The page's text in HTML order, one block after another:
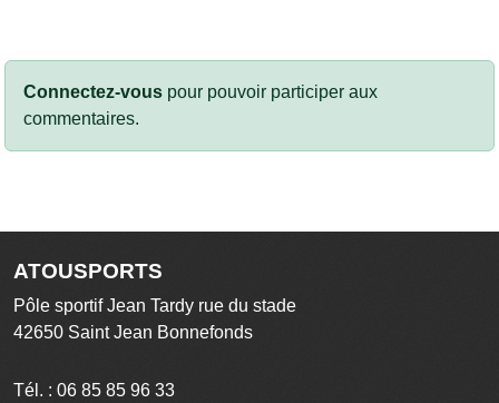
Connectez-vous pour pouvoir participer aux
commentaires.
ATOUSPORTS
Pôle sportif Jean Tardy rue du stade
42650 Saint Jean Bonnefonds
Tél. : 06 85 85 96 33